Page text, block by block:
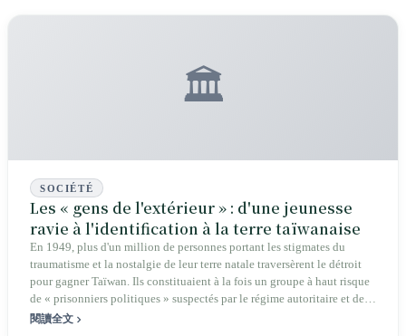
🏛️
SOCIÉTÉ
Les « gens de l'extérieur » : d'une jeunesse
ravie à l'identification à la terre taïwanaise
En 1949, plus d'un million de personnes portant les stigmates du
traumatisme et la nostalgie de leur terre natale traversèrent le détroit
pour gagner Taïwan. Ils constituaient à la fois un groupe à haut risque
de « prisonniers politiques » suspectés par le régime autoritaire et des
« réfugiés de guerre » arrachés de force à leur patrie. Cet article dévoile
閱讀全文